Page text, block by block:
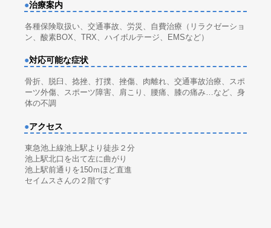
●治療案内
各種保険取扱い、交通事故、労災、自費治療（リラクゼーショ
ン、酸素BOX、TRX、ハイボルテージ、EMSなど）
●対応可能な症状
骨折、脱臼、捻挫、打撲、挫傷、肉離れ、交通事故治療、スポ
ーツ外傷、スポーツ障害、肩こり、腰痛、膝の痛み…など、身
体の不調
●アクセス
東急池上線池上駅より徒歩２分
池上駅北口を出て左に曲がり
池上駅前通りを150ｍほど直進
セイムスさんの２階です